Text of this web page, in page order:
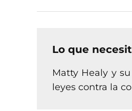
Lo que
Matty Healy y
leyes contra la